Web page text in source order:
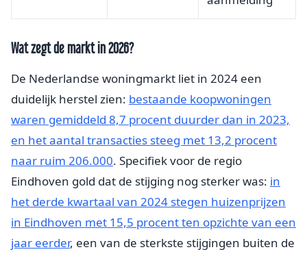
Wat zegt de markt in 2026?
De Nederlandse woningmarkt liet in 2024 een
duidelijk herstel zien: bestaande koopwoningen
waren gemiddeld 8,7 procent duurder dan in 2023,
en het aantal transacties steeg met 13,2 procent
naar ruim 206.000. Specifiek voor de regio
Eindhoven gold dat de stijging nog sterker was: in
het derde kwartaal van 2024 stegen huizenprijzen
in Eindhoven met 15,5 procent ten opzichte van een
jaar eerder, een van de sterkste stijgingen buiten de